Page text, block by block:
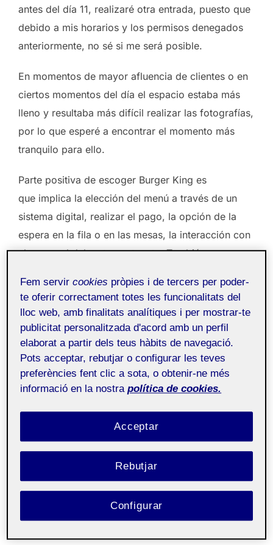
antes del día 11, realizaré otra entrada, puesto que
debido a mis horarios y los permisos denegados
anteriormente, no sé si me será posible.
En momentos de mayor afluencia de clientes o en
ciertos momentos del día el espacio estaba más
lleno y resultaba más difícil realizar las fotografías,
por lo que esperé a encontrar el momento más
tranquilo para ello.
Parte positiva de escoger Burger King es
que implica la elección del menú a través de un
sistema digital, realizar el pago, la opción de la
espera en la fila o en las mesas, la interacción con
el personal del restaurante, etc. También
sus pantallas, en las que aparecen los números de
pedidos e incluso ofertas y el propio menú.
Al tratarse de una franquicia moderna, en la cual
las últimas tecnologías suelen estar actualizadas
para mejorar la experiencia de usuario,
encontramos una variedad de elementos físicos
que ayudan a los clientes a guiarse dentro de la
tienda, la distribución de los distintos elementos
dentro del espacio genera un recorrido que de
forma inconsciente y ordenada orienta al cliente a
realizar los pasos correctamente.
Además cuentan con un espacio de parque infantil
Fem servircookies pròpies i de tercers per poder-
te oferir correctament totes les funcionalitats del
lloc web, amb finalitats analítiques i per mostrar-te
publicitat personalitzada d'acord amb un perfil
elaborat a partir dels teus hàbits de navegació.
Pots acceptar, rebutjar o configurar les teves
preferències fent clic a sota, o obtenir-ne més
informació en la nostra política de cookies.
Rebutjar
Acceptar
Configurar